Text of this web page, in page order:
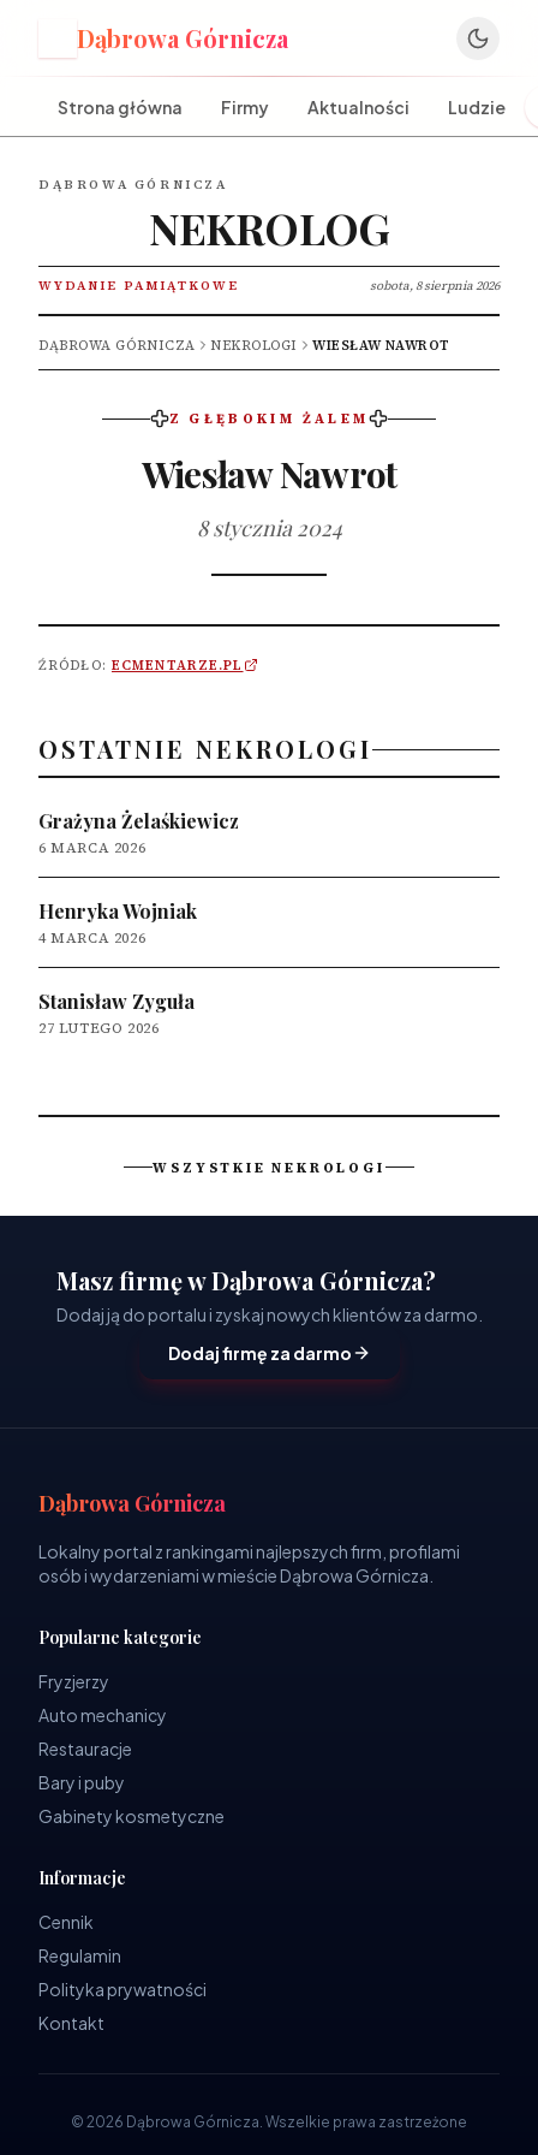
Dąbrowa Górnicza
Strona główna Firmy Aktualności Ludzie
DĄBROWA GÓRNICZA
NEKROLOG
WYDANIE PAMIĄTKOWE sobota, 8 sierpnia 2026
DĄBROWA GÓRNICZA NEKROLOGI WIESŁAW NAWROT
Z GŁĘBOKIM ŻALEM
Wiesław Nawrot
8 stycznia 2024
ŹRÓDŁO: ECMENTARZE.PL
OSTATNIE NEKROLOGI
Grażyna Żelaśkiewicz
6 MARCA 2026
Henryka Wojniak
4 MARCA 2026
Stanisław Zyguła
27 LUTEGO 2026
WSZYSTKIE NEKROLOGI
Masz firmę w Dąbrowa Górnicza?
Dodaj ją do portalu i zyskaj nowych klientów za darmo.
Dodaj firmę za darmo
Dąbrowa Górnicza
Lokalny portal z rankingami najlepszych firm, profilami
osób i wydarzeniami w mieście Dąbrowa Górnicza.
Popularne kategorie
Fryzjerzy
Auto mechanicy
Restauracje
Bary i puby
Gabinety kosmetyczne
Informacje
Cennik
Regulamin
Polityka prywatności
Kontakt
© 2026 Dąbrowa Górnicza. Wszelkie prawa zastrzeżone